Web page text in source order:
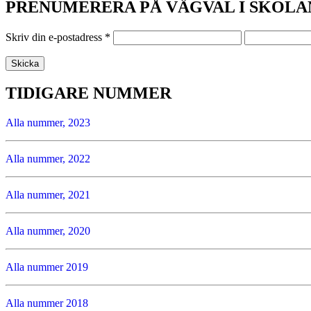
PRENUMERERA PÅ VÄGVAL I
Skriv din e-postadress *
TIDIGARE NUMMER
Alla nummer, 2023
Alla nummer, 2022
Alla nummer, 2021
Alla nummer, 2020
Alla nummer 2019
Alla nummer 2018